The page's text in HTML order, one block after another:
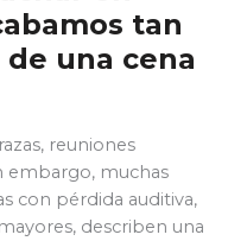
tan
una cena
reuniones
embargo, muchas
con pérdida auditiva,
describen una